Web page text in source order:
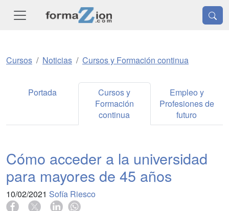
Cursos Noticias Cursos y Formación continua
Portada
Cursos y
Formación
continua
Empleo y
Profesiones de
futuro
Cómo acceder a la universidad
para mayores de 45 años
10/02/2021 Sofía Riesco